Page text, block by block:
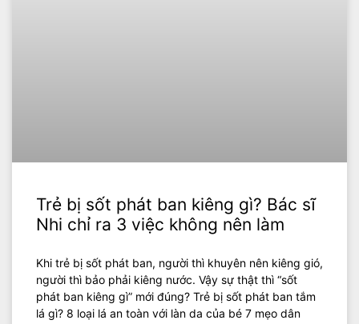
Trẻ bị sốt phát ban kiêng gì? Bác sĩ
Nhi chỉ ra 3 việc không nên làm
Khi trẻ bị sốt phát ban, người thì khuyên nên kiêng gió,
người thì bảo phải kiêng nước. Vậy sự thật thì “sốt
phát ban kiêng gì” mới đúng? Trẻ bị sốt phát ban tắm
lá gì? 8 loại lá an toàn với làn da của bé 7 mẹo dân